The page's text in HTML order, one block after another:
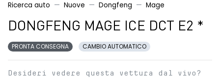
Ricerca auto Nuove Dongfeng Mage
DONGFENG MAGE ICE DCT E2 *
PRONTA CONSEGNA CAMBIO AUTOMATICO
Desideri vedere questa vettura dal vivo?